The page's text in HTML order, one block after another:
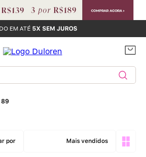
EM ATÉ 5X SEM JUROS
89
Mais vendidos
BUSCADOS